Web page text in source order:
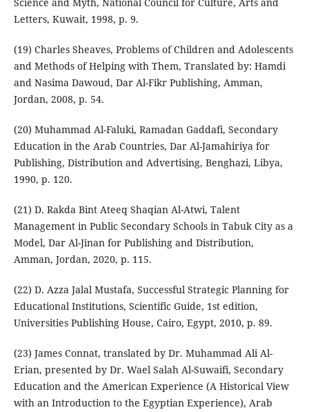
Letters, Kuwait, 1998, p. 9.
(19) Charles Sheaves, Problems of Children and Adolescents
and Methods of Helping with Them, Translated by: Hamdi
and Nasima Dawoud, Dar Al-Fikr Publishing, Amman,
Jordan, 2008, p. 54.
(20) Muhammad Al-Faluki, Ramadan Gaddafi, Secondary
Education in the Arab Countries, Dar Al-Jamahiriya for
Publishing, Distribution and Advertising, Benghazi, Libya,
1990, p. 120.
(21) D. Rakda Bint Ateeq Shaqian Al-Atwi, Talent
Management in Public Secondary Schools in Tabuk City as a
Model, Dar Al-Jinan for Publishing and Distribution,
Amman, Jordan, 2020, p. 115.
(22) D. Azza Jalal Mustafa, Successful Strategic Planning for
Educational Institutions, Scientific Guide, 1st edition,
Universities Publishing House, Cairo, Egypt, 2010, p. 89.
(23) James Connat, translated by Dr. Muhammad Ali Al-
Erian, presented by Dr. Wael Salah Al-Suwaifi, Secondary
Education and the American Experience (A Historical View
with an Introduction to the Egyptian Experience), Arab